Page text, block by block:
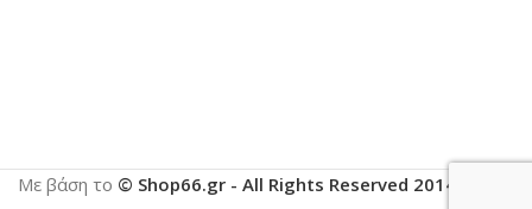
Με βάση το © Shop66.gr - All Rights Reserved 2014-2025